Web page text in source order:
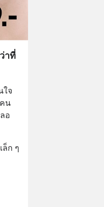
าที่
ใจ
น
อ
ล็ก ๆ